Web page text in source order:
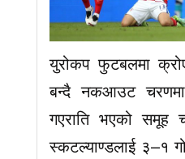
युरोकप फुटबलमा
बन्दै नकआउट
गएराति भएको समूह
स्कटल्याण्डलाई ३–१